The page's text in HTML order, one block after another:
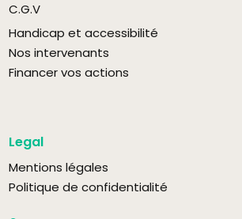
C.G.V
Handicap et accessibilité
Nos intervenants
Financer vos actions
Legal
Mentions légales
Politique de confidentialité